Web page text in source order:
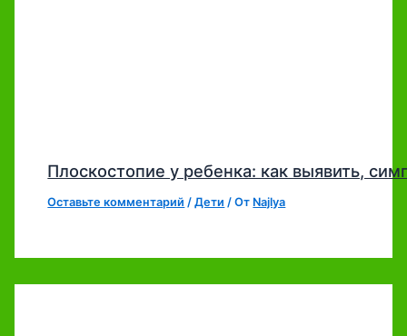
Плоскостопие у ребенка: как выявить,
Оставьте комментарий /Дети / От Najlya